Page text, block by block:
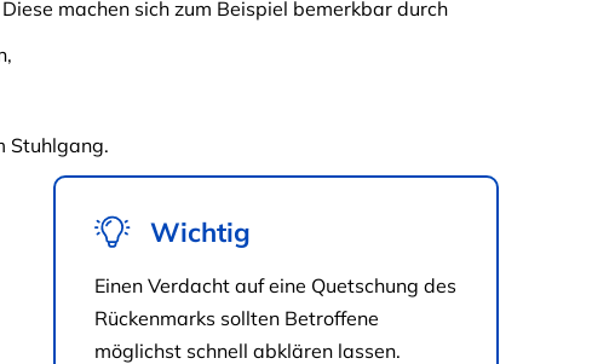
machen sich zum Beispiel bemerkbar durch
Stuhlgang.
Wichtig
Einen Verdacht auf eine Quetschung des
Rückenmarks sollten Betroffene
möglichst schnell abklären lassen.